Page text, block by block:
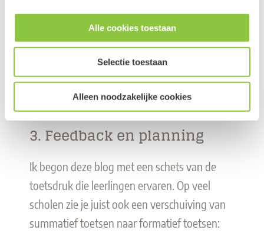
Alle cookies toestaan
Selectie toestaan
Alleen noodzakelijke cookies
van leerlingen. Moderne leraren moeten die
data kunnen interpreteren, zodat ze hun
didactisch handelen hierop kunnen aanpassen.
Tegelijk is het belangrijk dat ze begrijpen hoe
learning analytics werken én wat de valkuilen
hiervan zijn.
3. Feedback en planning
Ik begon deze blog met een schets van de
toetsdruk die leerlingen ervaren. Op veel
scholen zie je juist ook een verschuiving van
summatief toetsen naar formatief toetsen: